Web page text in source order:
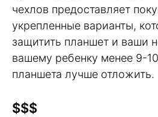
чехлов предоставляет
укрепленные варианты,
защитить планшет и ваши
вашему ребенку менее 9-
планшета лучше отложить.
$$$